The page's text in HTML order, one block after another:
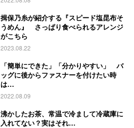
揖保乃糸が紹介する『スピード塩昆布そ
うめん』 さっぱり食べられるアレンジ
がこちら
2023.08.22
「簡単にできた」「分かりやすい」 バ
ッグに後からファスナーを付けたい時
は…
2022.08.09
沸かしたお茶、常温で冷まして冷蔵庫に
入れてない？実はそれ…